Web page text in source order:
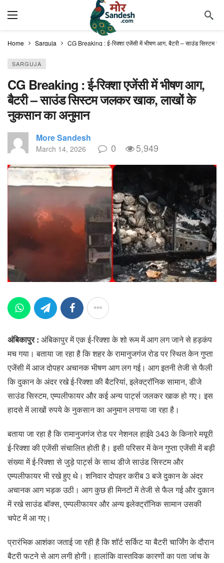
Home Sarguja CG Breaking : ई-रिक्शा एजेंसी में भीषण आग, बैटरी – साउंड सिस्टम
SARGUJA
CG Breaking : ई-रिक्शा एजेंसी में भीषण आग,
बैटरी – साउंड सिस्टम जलकर खाक, लाखों के
नुकसान का अनुमान
More Sandesh
March 14, 2026 0 5,949
अंबिकापुर : अंबिकापुर में एक ई-रिक्शा के शो रूम में आग लग जाने से हड़कंप
मच गया। बताया जा रहा है कि शहर के रामानुजगंज रोड पर स्थित केन गुप्ता
एजेंसी में आज दोपहर अचानक भीषण आग लग गई। आग इतनी तेजी से फैली
कि दुकान के अंदर रखे ई-रिक्शा की बैटरियां, इलेक्ट्रॉनिक सामान, डीजे
साउंड सिस्टम, एम्पलीफायर और कई अन्य पार्ट्स जलकर खाक हो गए। इस
हादसे में लाखों रुपये के नुकसान का अनुमान लगाया जा रहा है।
बताया जा रहा है कि रामानुजगंज रोड पर नेशनल हाईवे 343 के किनारे मयूरी
ई-रिक्शा की एजेंसी संचालित होती है। इसी परिसर में केन गुप्ता एजेंसी में बड़ी
संख्या में ई-रिक्शा से जुड़े पार्ट्स के साथ डीजे साउंड सिस्टम और
एम्पलीफायर भी रखे हुए थे। शनिवार दोपहर करीब 3 बजे दुकान के अंदर
अचानक आग भड़क उठी। आग कुछ ही मिनटों में तेजी से फैल गई और दुकान
में रखे साउंड बॉक्स, एम्पलीफायर और अन्य इलेक्ट्रॉनिक सामान उसकी
चपेट में आ गए।
प्रारंभिक आशंका जताई जा रही है कि शॉर्ट सर्किट या बैटरी चार्जिंग के दौरान
बैटरी फटने से आग लगी होगी। हालांकि वास्तविक कारणों का पता जांच के